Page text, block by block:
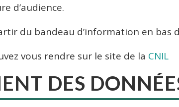
d’audience.
du bandeau d’information en bas
vous rendre sur le site de la CNIL
DES